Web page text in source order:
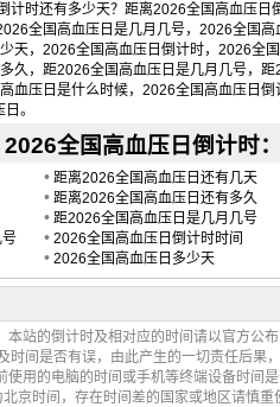
计时还有多少天？距离2026全国高血压
全国高血压日是几月几号，2026全国
天，2026全国高血压日倒计时，2026全
久，距2026全国高血压日是几月几号，
血压日是什么时候，2026全国高血压日
。
2026全国高血压日倒计时
• 距离2026全国高血压日还有几天
• 距离2026全国高血压日还有多久
• 距2026全国高血压日是几月几号
• 2026全国高血压日倒计时时间
• 2026全国高血压日多少天
本站的倒计时及相对应的时间请以官方公
时间是否有误，由此产生的一切责任后果
使用的电脑的时间或手机等终端设备时间
京时间，存在时间差的国家或地区请慎重